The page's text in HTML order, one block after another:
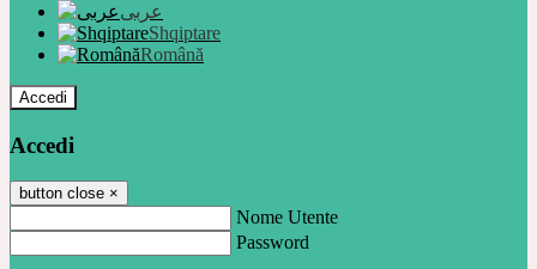
عربى
Shqiptare
Română
Accedi
Accedi
button close ×
Nome Utente
Password